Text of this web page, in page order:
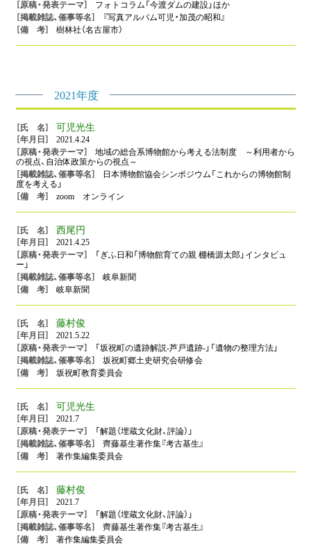
フォトコラム「今渡ダムの建設」ほか
『写真アルバム可児・加茂の昭和』
樹林社（名古屋市）
2021年度
可児光生
2021.4.24
地域の総合系博物館から考える法制度 ～利用者から
の視点、自治体政策からの視点～
日本博物館協会シンポジウム「これからの博物館制
度を考える」
zoom オンライン
西尾円
2021.4.25
「ぎふ日和「博物館育ての親 棚橋源太郎」インタビュ
ー」
岐阜新聞
岐阜新聞
藤村俊
2021.5.22
「坂祝町の遺跡解説-芦戸遺跡-」「遺物の整理方法」
坂祝町郷土史研究会研修会
坂祝町教育委員会
可児光生
2021.7
「解題（埋蔵文化財、評論）」
齊藤基生著作集『考古基生』
著作集編集委員会
藤村俊
2021.7
「解題（埋蔵文化財、評論）」
齊藤基生著作集『考古基生』
著作集編集委員会